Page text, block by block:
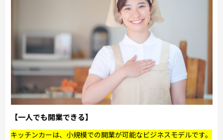
【一人でも開業できる】
キッチンカーは、小規模での開業が可能なビジネスモデルです。